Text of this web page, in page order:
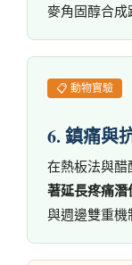
麥角固醇合成
📋 動物實驗
6. 鎮痛與
在熱板法與
著延長疼痛
與週邊雙重機